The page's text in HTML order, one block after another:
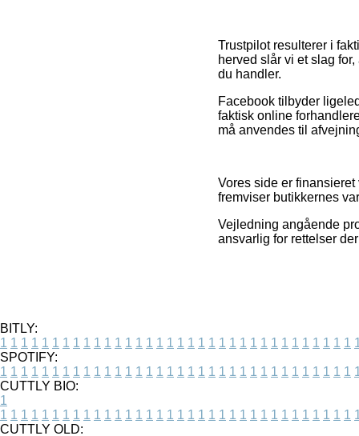
Trustpilot resulterer i
herved slår vi et slag
du handler.
Facebook tilbyder
faktisk online
må anvendes til
Vores side er
fremviser butikkernes
Vejledning angående
ansvarlig for rettelser
BITLY:
1 1 1 1 1 1 1 1 1 1 1 1 1 1 1 1 1 1 1 1 1 1 1 1 1 1 1 1 1 1 1 1 1 1
SPOTIFY:
1 1 1 1 1 1 1 1 1 1 1 1 1 1 1 1 1 1 1 1 1 1 1 1 1 1 1 1 1 1 1 1 1 1
CUTTLY BIO:
1
1 1 1 1 1 1 1 1 1 1 1 1 1 1 1 1 1 1 1 1 1 1 1 1 1 1 1 1 1 1 1 1 1 1
CUTTLY OLD: